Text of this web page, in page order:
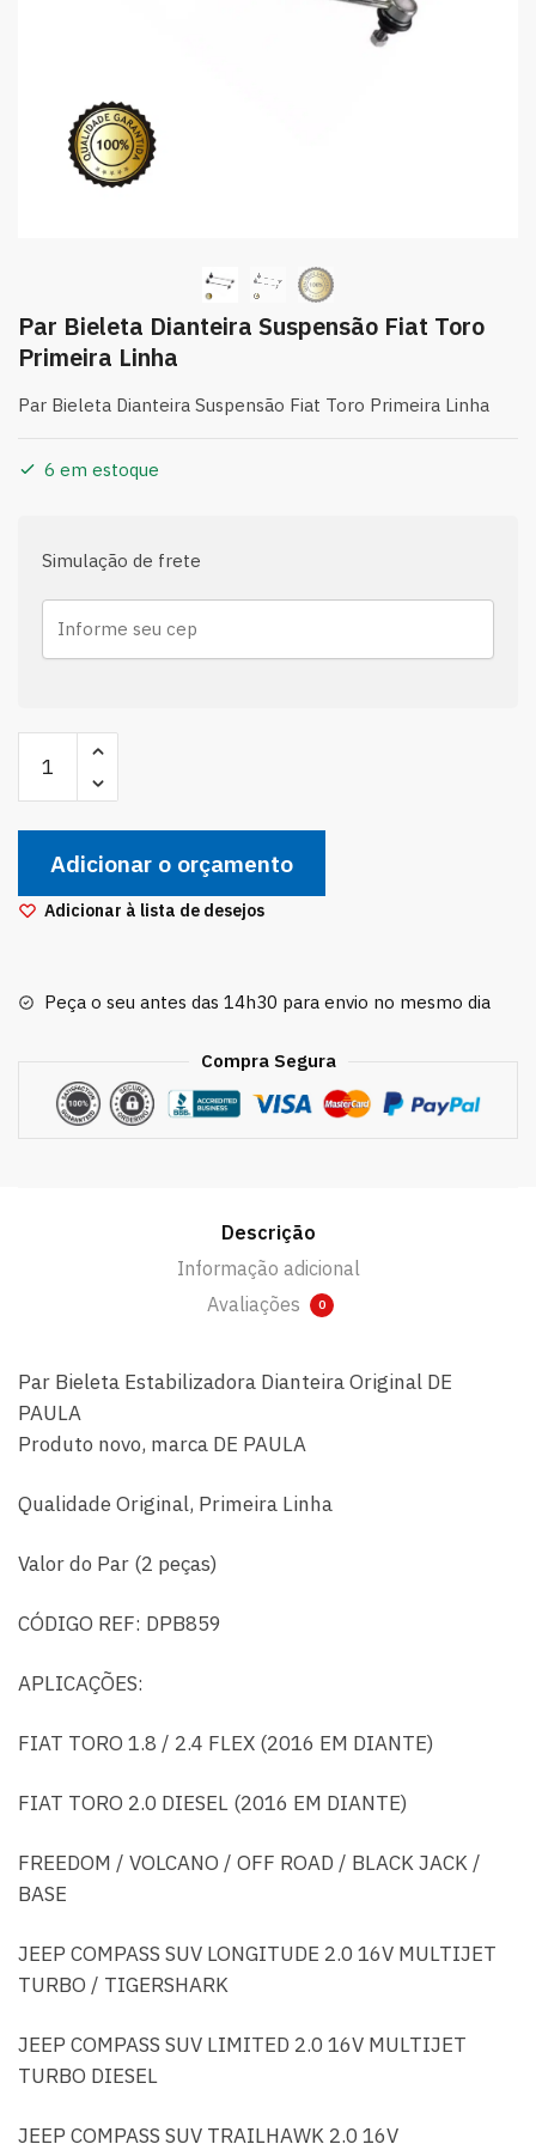
Par Bieleta Dianteira Suspensão Fiat Toro
Primeira Linha
Par Bieleta Dianteira Suspensão Fiat Toro Primeira Linha
6 em estoque
Simulação de frete
Bieleta
Dianteira
Suspensão
Primeira
Adicionar o orçamento
Adicionar à lista de desejos
Peça o seu antes das 14h30 para envio no mesmo dia
Compra Segura
Descrição
Informação adicional
Avaliações
0
Par Bieleta Estabilizadora Dianteira Original DE
PAULA
Produto novo, marca DE PAULA
Qualidade Original, Primeira Linha
Valor do Par (2 peças)
CÓDIGO REF: DPB859
APLICAÇÕES:
FIAT TORO 1.8 / 2.4 FLEX (2016 EM DIANTE)
FIAT TORO 2.0 DIESEL (2016 EM DIANTE)
FREEDOM / VOLCANO / OFF ROAD / BLACK JACK /
BASE
JEEP COMPASS SUV LONGITUDE 2.0 16V MULTIJET
TURBO / TIGERSHARK
JEEP COMPASS SUV LIMITED 2.0 16V MULTIJET
TURBO DIESEL
JEEP COMPASS SUV TRAILHAWK 2.0 16V